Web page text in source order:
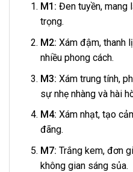
M1: Đen tuyền, mang
trọng.
M2: Xám đậm, thanh
nhiều phong cách.
M3: Xám trung tính,
sự nhẹ nhàng và hài
M4: Xám nhạt, tạo
đãng.
M7: Trắng kem, đơn
không gian sáng sủa.